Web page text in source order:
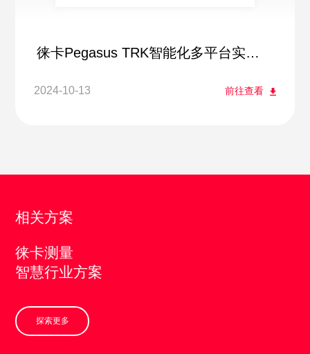
徕卡Pegasus TRK智能化多平台实景
2024-10-13 前往查看
相关方案
徕卡测量
智慧行业方案
探索更多